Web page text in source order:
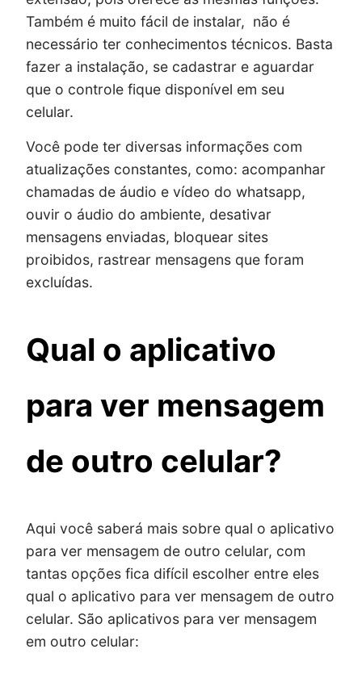
Também é muito fácil de instalar, não é
necessário ter conhecimentos técnicos. Basta
fazer a instalação, se cadastrar e aguardar
que o controle fique disponível em seu
celular.
Você pode ter diversas informações com
atualizações constantes, como: acompanhar
chamadas de áudio e vídeo do whatsapp,
ouvir o áudio do ambiente, desativar
mensagens enviadas, bloquear sites
proibidos, rastrear mensagens que foram
excluídas.
Qual o aplicativo
para ver mensagem
de outro celular?
Aqui você saberá mais sobre qual o aplicativo
para ver mensagem de outro celular, com
tantas opções fica difícil escolher entre eles
qual o aplicativo para ver mensagem de outro
celular. São aplicativos para ver mensagem
em outro celular: